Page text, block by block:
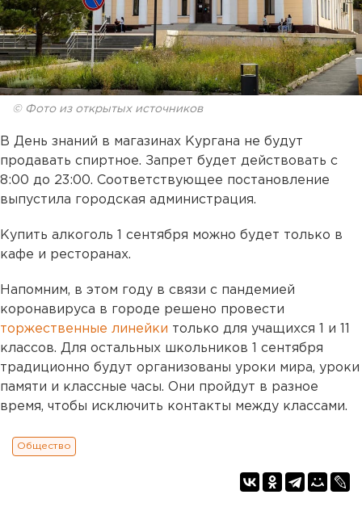
© Фото из открытых источников
В День знаний в магазинах Кургана не будут
продавать спиртное. Запрет будет действовать с
8:00 до 23:00. Соответствующее постановление
выпустила городская администрация.
Купить алкоголь 1 сентября можно будет только в
кафе и ресторанах.
Напомним, в этом году в связи с пандемией
коронавируса в городе решено провести
торжественные линейки только для учащихся 1 и 11
классов. Для остальных школьников 1 сентября
традиционно будут организованы уроки мира, уроки
памяти и классные часы. Они пройдут в разное
время, чтобы исключить контакты между классами.
Общество